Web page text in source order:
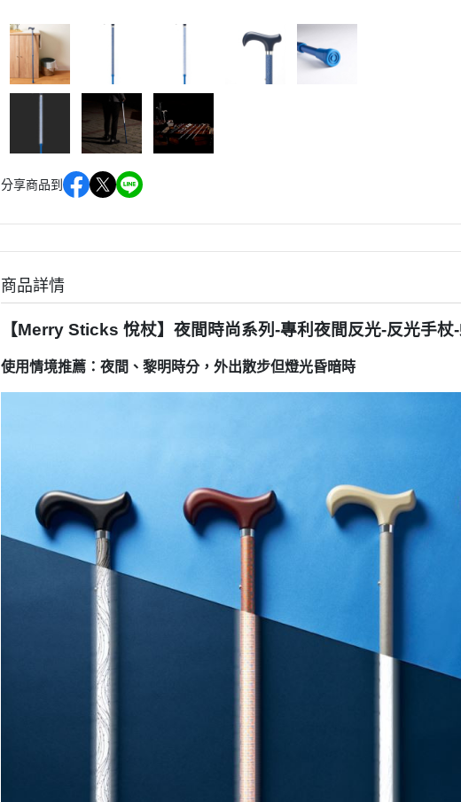
分享商品到
商品詳情
【Merry Sticks 悅杖】夜間時尚系列-專利夜間反光-反光手杖
使用情境推薦：夜間、黎明時分，外出散步但燈光昏暗時